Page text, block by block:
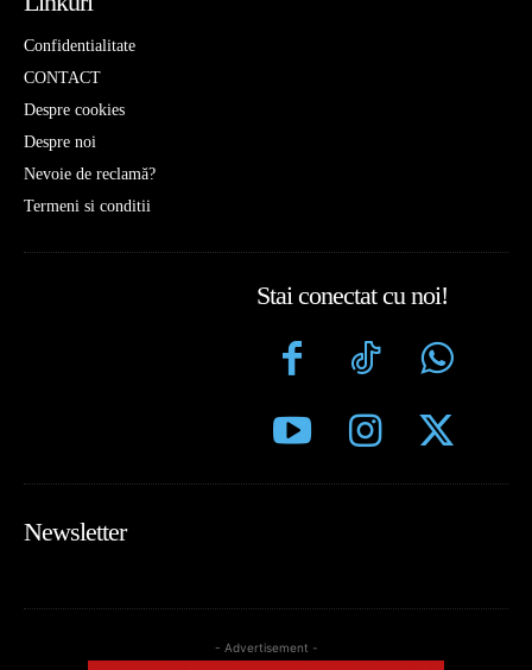
Confidentialitate
CONTACT
Despre cookies
Despre noi
Nevoie de reclamă?
Termeni si conditii
Stai conectat cu noi!
Newsletter
- Advertisement -